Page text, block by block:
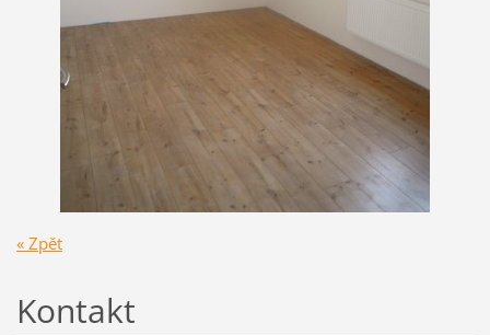
« Zpět
Kontakt